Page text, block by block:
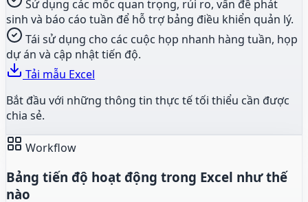
Sử dụng các mốc quan trọng, rủi ro, vấn đề phát
sinh và báo cáo tuần để hỗ trợ bảng điều khiển quản lý.
Tái sử dụng cho các cuộc họp nhanh hàng tuần, họp
dự án và cập nhật tiến độ.
Tải mẫu Excel
Bắt đầu với những thông tin thực tế tối thiểu cần được
chia sẻ.
Workflow
Bảng tiến độ hoạt động trong Excel như thế
nào